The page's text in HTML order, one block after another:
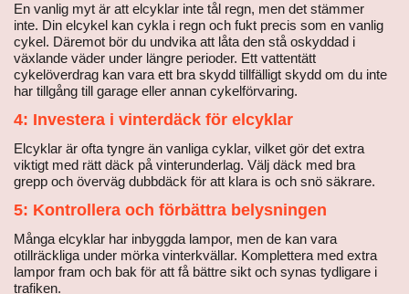
En vanlig myt är att elcyklar inte tål regn, men det stämmer
inte. Din elcykel kan cykla i regn och fukt precis som en vanlig
cykel. Däremot bör du undvika att låta den stå oskyddad i
växlande väder under längre perioder. Ett vattentätt
cykelöverdrag kan vara ett bra skydd tillfälligt skydd om du inte
har tillgång till garage eller annan cykelförvaring.
4: Investera i vinterdäck för elcyklar
Elcyklar är ofta tyngre än vanliga cyklar, vilket gör det extra
viktigt med rätt däck på vinterunderlag. Välj däck med bra
grepp och överväg dubbdäck för att klara is och snö säkrare.
5: Kontrollera och förbättra belysningen
Många elcyklar har inbyggda lampor, men de kan vara
otillräckliga under mörka vinterkvällar. Komplettera med extra
lampor fram och bak för att få bättre sikt och synas tydligare i
trafiken.